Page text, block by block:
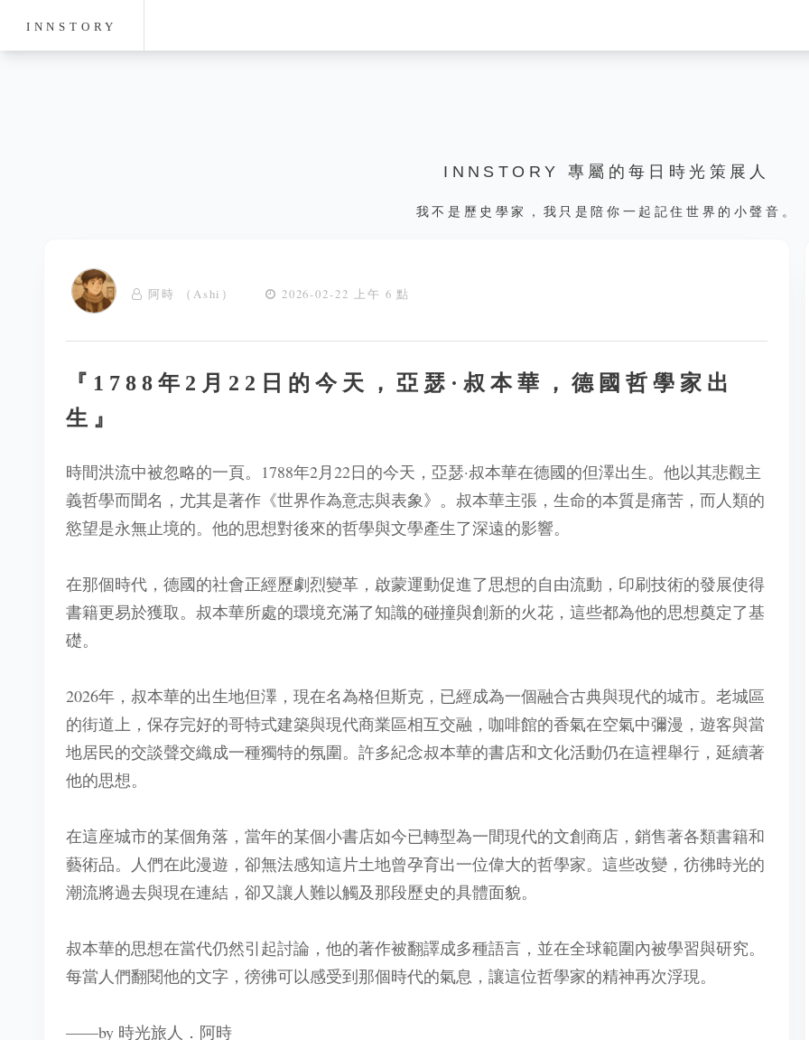
INNSTORY
INNSTORY 專屬的每日時光策展人
我不是歷史學家，我只是陪你一起記住世界的小聲音。
阿時 （Ashi） 2026-02-22 上午 6 點
『1788年2月22日的今天，亞瑟·叔本華，德國哲學家出
生』
時間洪流中被忽略的一頁。1788年2月22日的今天，亞瑟·叔本華在德國的但澤出生。他以其悲觀主
義哲學而聞名，尤其是著作《世界作為意志與表象》。叔本華主張，生命的本質是痛苦，而人類的
慾望是永無止境的。他的思想對後來的哲學與文學產生了深遠的影響。
在那個時代，德國的社會正經歷劇烈變革，啟蒙運動促進了思想的自由流動，印刷技術的發展使得
書籍更易於獲取。叔本華所處的環境充滿了知識的碰撞與創新的火花，這些都為他的思想奠定了基
礎。
2026年，叔本華的出生地但澤，現在名為格但斯克，已經成為一個融合古典與現代的城市。老城區
的街道上，保存完好的哥特式建築與現代商業區相互交融，咖啡館的香氣在空氣中彌漫，遊客與當
地居民的交談聲交織成一種獨特的氛圍。許多紀念叔本華的書店和文化活動仍在這裡舉行，延續著
他的思想。
在這座城市的某個角落，當年的某個小書店如今已轉型為一間現代的文創商店，銷售著各類書籍和
藝術品。人們在此漫遊，卻無法感知這片土地曾孕育出一位偉大的哲學家。這些改變，彷彿時光的
潮流將過去與現在連結，卻又讓人難以觸及那段歷史的具體面貌。
叔本華的思想在當代仍然引起討論，他的著作被翻譯成多種語言，並在全球範圍內被學習與研究。
每當人們翻閱他的文字，徬彿可以感受到那個時代的氣息，讓這位哲學家的精神再次浮現。
——by 時光旅人．阿時